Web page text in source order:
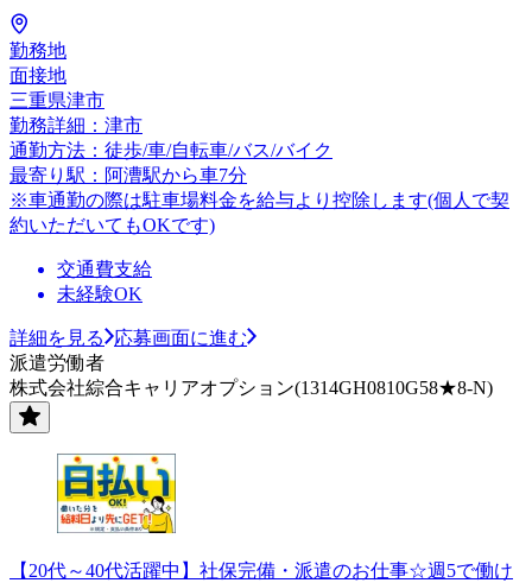
勤務地
面接地
三重県津市
勤務詳細：津市
通勤方法：徒歩/車/自転車/バス/バイク
最寄り駅：阿漕駅から車7分
※車通勤の際は駐車場料金を給与より控除します(個人で契
約いただいてもOKです)
交通費支給
未経験OK
詳細を見る
応募画面に進む
派遣労働者
株式会社綜合キャリアオプション(1314GH0810G58★8-N)
【20代～40代活躍中】社保完備・派遣のお仕事☆週5で働け